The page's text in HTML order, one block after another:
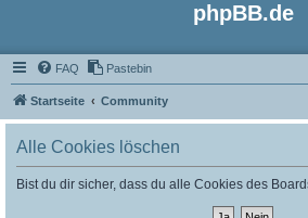
phpBB.de
FAQ Pastebin
Startseite Community
Alle Cookies löschen
Bist du dir sicher, dass du alle Cookies des